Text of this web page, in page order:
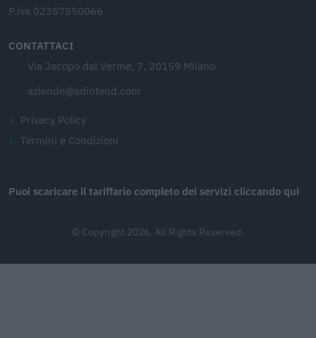
P.iva 02357550066
CONTATTACI
Via Jacopo dal Verme, 7, 20159 Milano
aziende@adintend.com
Privacy Policy
Termini e Condizioni
Puoi scaricare il tariffario completo dei servizi cliccando qui
© Copyright 2026. All Rights Reserved.